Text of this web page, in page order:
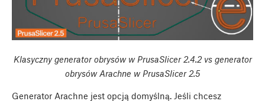
Klasyczny generator obrysów w PrusaSlicer 2.4.2 vs generator
obrysów Arachne w PrusaSlicer 2.5
Generator Arachne jest opcją domyślną. Jeśli chcesz